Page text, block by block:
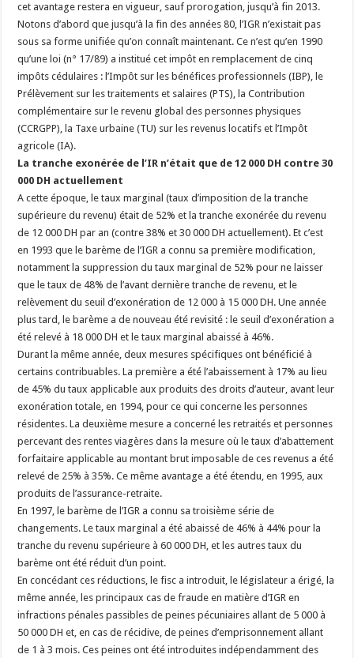
cet avantage restera en vigueur, sauf prorogation, jusqu’à fin 2013.
Notons d’abord que jusqu’à la fin des années 80, l’IGR n’existait pas
sous sa forme unifiée qu’on connaît maintenant. Ce n’est qu’en 1990
qu’une loi (n° 17/89) a institué cet impôt en remplacement de cinq
impôts cédulaires : l’Impôt sur les bénéfices professionnels (IBP), le
Prélèvement sur les traitements et salaires (PTS), la Contribution
complémentaire sur le revenu global des personnes physiques
(CCRGPP), la Taxe urbaine (TU) sur les revenus locatifs et l’Impôt
agricole (IA).
La tranche exonérée de l’IR n’était que de 12 000 DH contre 30
000 DH actuellement
A cette époque, le taux marginal (taux d’imposition de la tranche
supérieure du revenu) était de 52% et la tranche exonérée du revenu
de 12 000 DH par an (contre 38% et 30 000 DH actuellement). Et c’est
en 1993 que le barème de l’IGR a connu sa première modification,
notamment la suppression du taux marginal de 52% pour ne laisser
que le taux de 48% de l’avant dernière tranche de revenu, et le
relèvement du seuil d’exonération de 12 000 à 15 000 DH. Une année
plus tard, le barème a de nouveau été revisité : le seuil d’exonération a
été relevé à 18 000 DH et le taux marginal abaissé à 46%.
Durant la même année, deux mesures spécifiques ont bénéficié à
certains contribuables. La première a été l’abaissement à 17% au lieu
de 45% du taux applicable aux produits des droits d’auteur, avant leur
exonération totale, en 1994, pour ce qui concerne les personnes
résidentes. La deuxième mesure a concerné les retraités et personnes
percevant des rentes viagères dans la mesure où le taux d’abattement
forfaitaire applicable au montant brut imposable de ces revenus a été
relevé de 25% à 35%. Ce même avantage a été étendu, en 1995, aux
produits de l’assurance-retraite.
En 1997, le barème de l’IGR a connu sa troisième série de
changements. Le taux marginal a été abaissé de 46% à 44% pour la
tranche du revenu supérieure à 60 000 DH, et les autres taux du
barème ont été réduit d’un point.
En concédant ces réductions, le fisc a introduit, le législateur a érigé, la
même année, les principaux cas de fraude en matière d’IGR en
infractions pénales passibles de peines pécuniaires allant de 5 000 à
50 000 DH et, en cas de récidive, de peines d’emprisonnement allant
de 1 à 3 mois. Ces peines ont été introduites indépendamment des